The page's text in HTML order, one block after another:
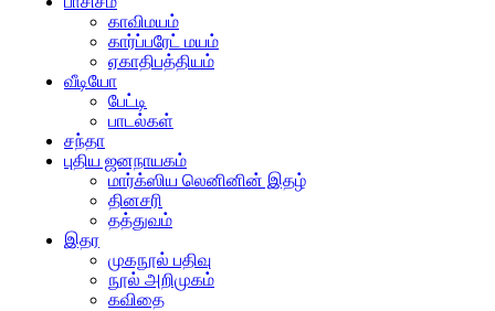
காவிமயம்
கார்ப்பரேட் மயம்
ஏகாதிபத்தியம்
வீடியோ
பேட்டி
பாடல்கள்
சந்தா
புதிய ஜனநாயகம்
மார்க்ஸிய லெனினின் இதழ்
தினசரி
தத்துவம்
இதர
முகநூல் பதிவு
நூல் அறிமுகம்
கவிதை